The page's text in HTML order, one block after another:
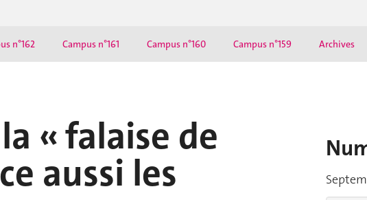
n°162 Campus n°161 Campus n°160 Campus n°159 Archives
« falaise de
aussi les